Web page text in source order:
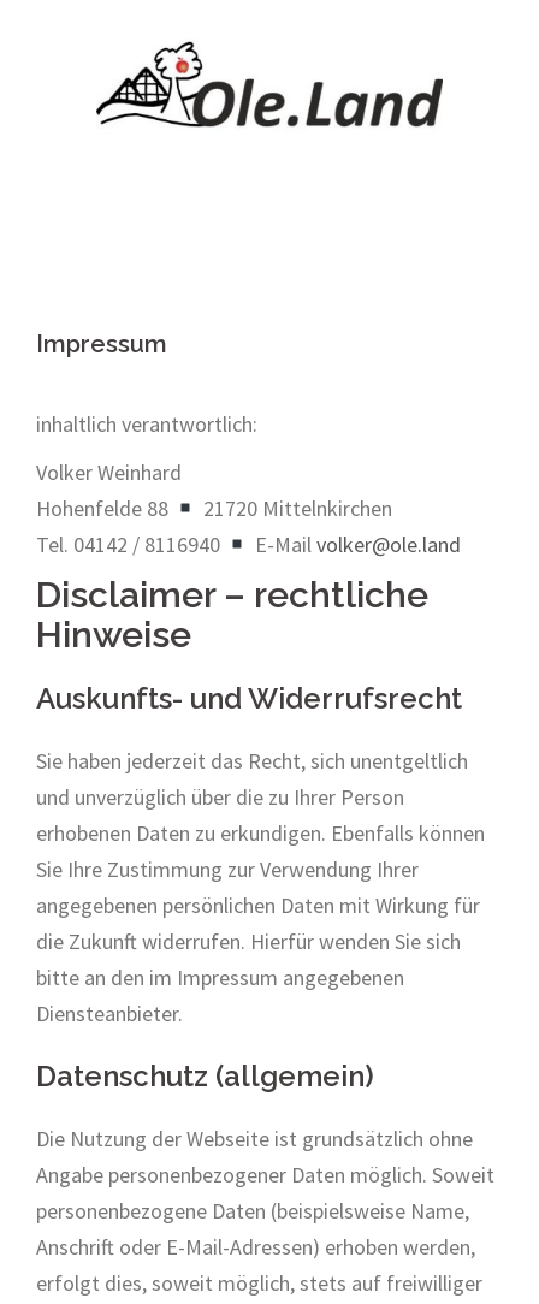
Impressum
inhaltlich verantwortlich:
Volker Weinhard
Hohenfelde 88
21720 Mittelnkirchen
Tel. 04142 / 8116940
E-Mailvolker@ole.land
Disclaimer – rechtliche
Hinweise
Auskunfts- und Widerrufsrecht
Sie haben jederzeit das Recht, sich unentgeltlich
und unverzüglich über die zu Ihrer Person
erhobenen Daten zu erkundigen. Ebenfalls können
Sie Ihre Zustimmung zur Verwendung Ihrer
angegebenen persönlichen Daten mit Wirkung für
die Zukunft widerrufen. Hierfür wenden Sie sich
bitte an den im Impressum angegebenen
Diensteanbieter.
Datenschutz (allgemein)
Die Nutzung der Webseite ist grundsätzlich ohne
Angabe personenbezogener Daten möglich. Soweit
personenbezogene Daten (beispielsweise Name,
Anschrift oder E-Mail-Adressen) erhoben werden,
erfolgt dies, soweit möglich, stets auf freiwilliger